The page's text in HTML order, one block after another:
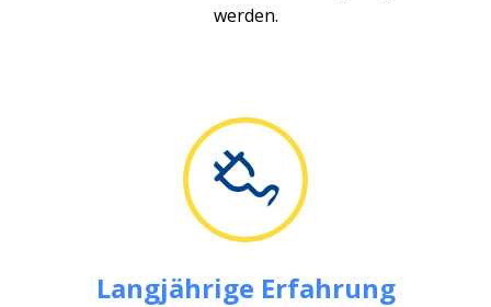
werden.
Langjährige Erfahrung